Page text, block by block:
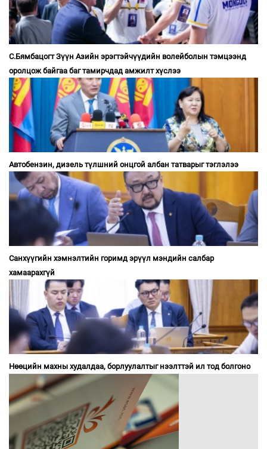
С.Бямбацогт Зүүн Азийн эрэгтэйчүүдийн волейболын тэмцээнд
оролцож байгаа баг тамирчдад амжилт хүслээ
Автобензин, дизель түлшний онцгой албан татварыг тэглэлээ
Санхүүгийн хэмнэлтийн горимд эрүүл мэндийн салбар
хамаарахгүй
Нөөцийн махны худалдаа, борлуулалтыг нээлттэй ил тод болгоно